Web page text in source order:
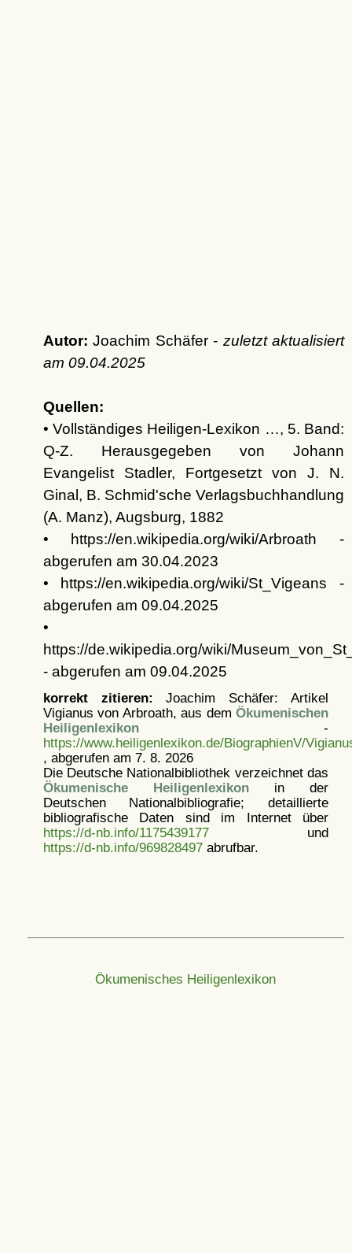
Autor: Joachim Schäfer - zuletzt aktualisiert
am 09.04.2025
Quellen:
• Vollständiges Heiligen-Lexikon …, 5. Band:
Q-Z. Herausgegeben von Johann
Evangelist Stadler, Fortgesetzt von J. N.
Ginal, B. Schmid'sche Verlagsbuchhandlung
(A. Manz), Augsburg, 1882
• https://en.wikipedia.org/wiki/Arbroath -
abgerufen am 30.04.2023
• https://en.wikipedia.org/wiki/St_Vigeans -
abgerufen am 09.04.2025
•
https://de.wikipedia.org/wiki/
- abgerufen am 09.04.2025
korrekt zitieren: Joachim Schäfer: Artikel
Vigianus von Arbroath, aus dem Ökumenischen
Heiligenlexikon-
https://www.heiligenlexikon.de/BiographienV/
, abgerufen am 7. 8. 2026
Die Deutsche Nationalbibliothek verzeichnet das
Ökumenische Heiligenlexikonin der
Deutschen Nationalbibliografie; detaillierte
bibliografische Daten sind im Internet über
https://d-nb.info/1175439177und
https://d-nb.info/969828497abrufbar.
Ökumenisches Heiligenlexikon